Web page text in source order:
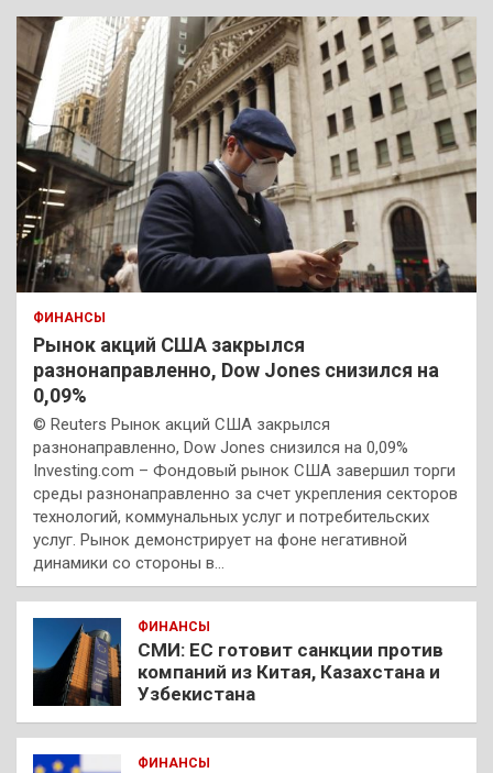
ФИНАНСЫ
Рынок акций США закрылся
разнонаправленно, Dow Jones снизился на
0,09%
© Reuters Рынок акций США закрылся
разнонаправленно, Dow Jones снизился на 0,09%
Investing.com – Фондовый рынок США завершил торги
среды разнонаправленно за счет укрепления секторов
технологий, коммунальных услуг и потребительских
услуг. Рынок демонстрирует на фоне негативной
динамики со стороны в…
ФИНАНСЫ
СМИ: ЕС готовит санкции против
компаний из Китая, Казахстана и
Узбекистана
ФИНАНСЫ